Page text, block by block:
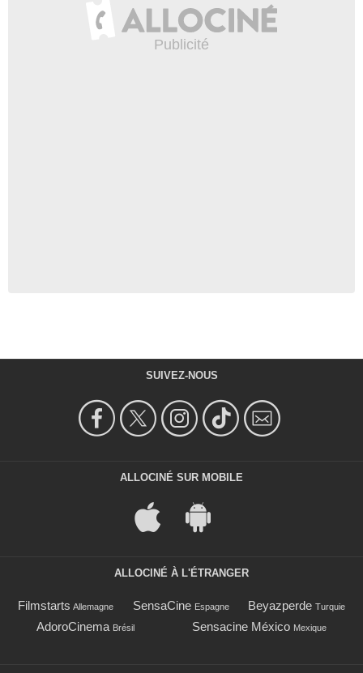
SUIVEZ-NOUS
ALLOCINÉ SUR MOBILE
ALLOCINÉ À L'ÉTRANGER
Filmstarts Allemagne SensaCine Espagne Beyazperde Turquie
AdoroCinema Brésil Sensacine México Mexique